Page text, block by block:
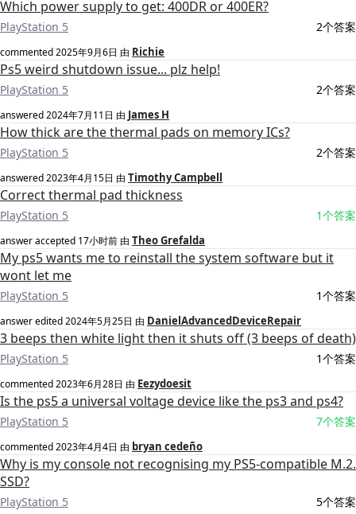
Which power supply to get: 400DR or 400ER?
PlayStation 5 2个答案
commented2025年9月6日 由 Richie
Ps5 weird shutdown issue... plz help!
PlayStation 5 2个答案
answered2024年7月11日 由 James H
How thick are the thermal pads on memory ICs?
PlayStation 5 2个答案
answered2023年4月15日 由 Timothy Campbell
Correct thermal pad thickness
PlayStation 5 1个答案
answer accepted 17小时前 由 Theo Grefalda
My ps5 wants me to reinstall the system software but it
wont let me
PlayStation 5 1个答案
answer edited2024年5月25日 由 DanielAdvancedDeviceRepair
3 beeps then white light then it shuts off (3 beeps of death)
PlayStation 5 1个答案
commented2023年6月28日 由 Eezydoesit
Is the ps5 a universal voltage device like the ps3 and ps4?
PlayStation 5 7个答案
commented2023年4月4日 由 bryan cedeño
Why is my console not recognising my PS5-compatible M.2.
SSD?
PlayStation 5 5个答案